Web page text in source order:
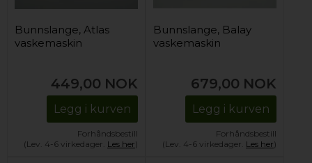
Bunnslange, Atlas
vaskemaskin
449,00 NOK
Legg i kurven
Forhåndsbestill
(Lev. 4-6 virkedager. Les her)
Bunnslange, Balay
vaskemaskin
679,00 NOK
Legg i kurven
Forhåndsbestill
(Lev. 4-6 virkedager. Les her)